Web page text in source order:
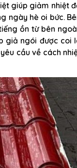
giúp giảm nhiệt
ngày hè oi bức.
ồn từ bên
giả ngói được coi
cầu về cách